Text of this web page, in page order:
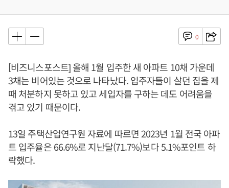
0
[비즈니스포스트] 올해 1월 입주한 새 아파트 10채 가운데
3채는 비어있는 것으로 나타났다. 입주자들이 살던 집을 제
때 처분하지 못하고 있고 세입자를 구하는 데도 어려움을
겪고 있기 때문이다.
13일 주택산업연구원 자료에 따르면 2023년 1월 전국 아파
트 입주율은 66.6%로 지난달(71.7%)보다 5.1%포인트 하
락했다.